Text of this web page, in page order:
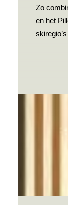
Zo
en het